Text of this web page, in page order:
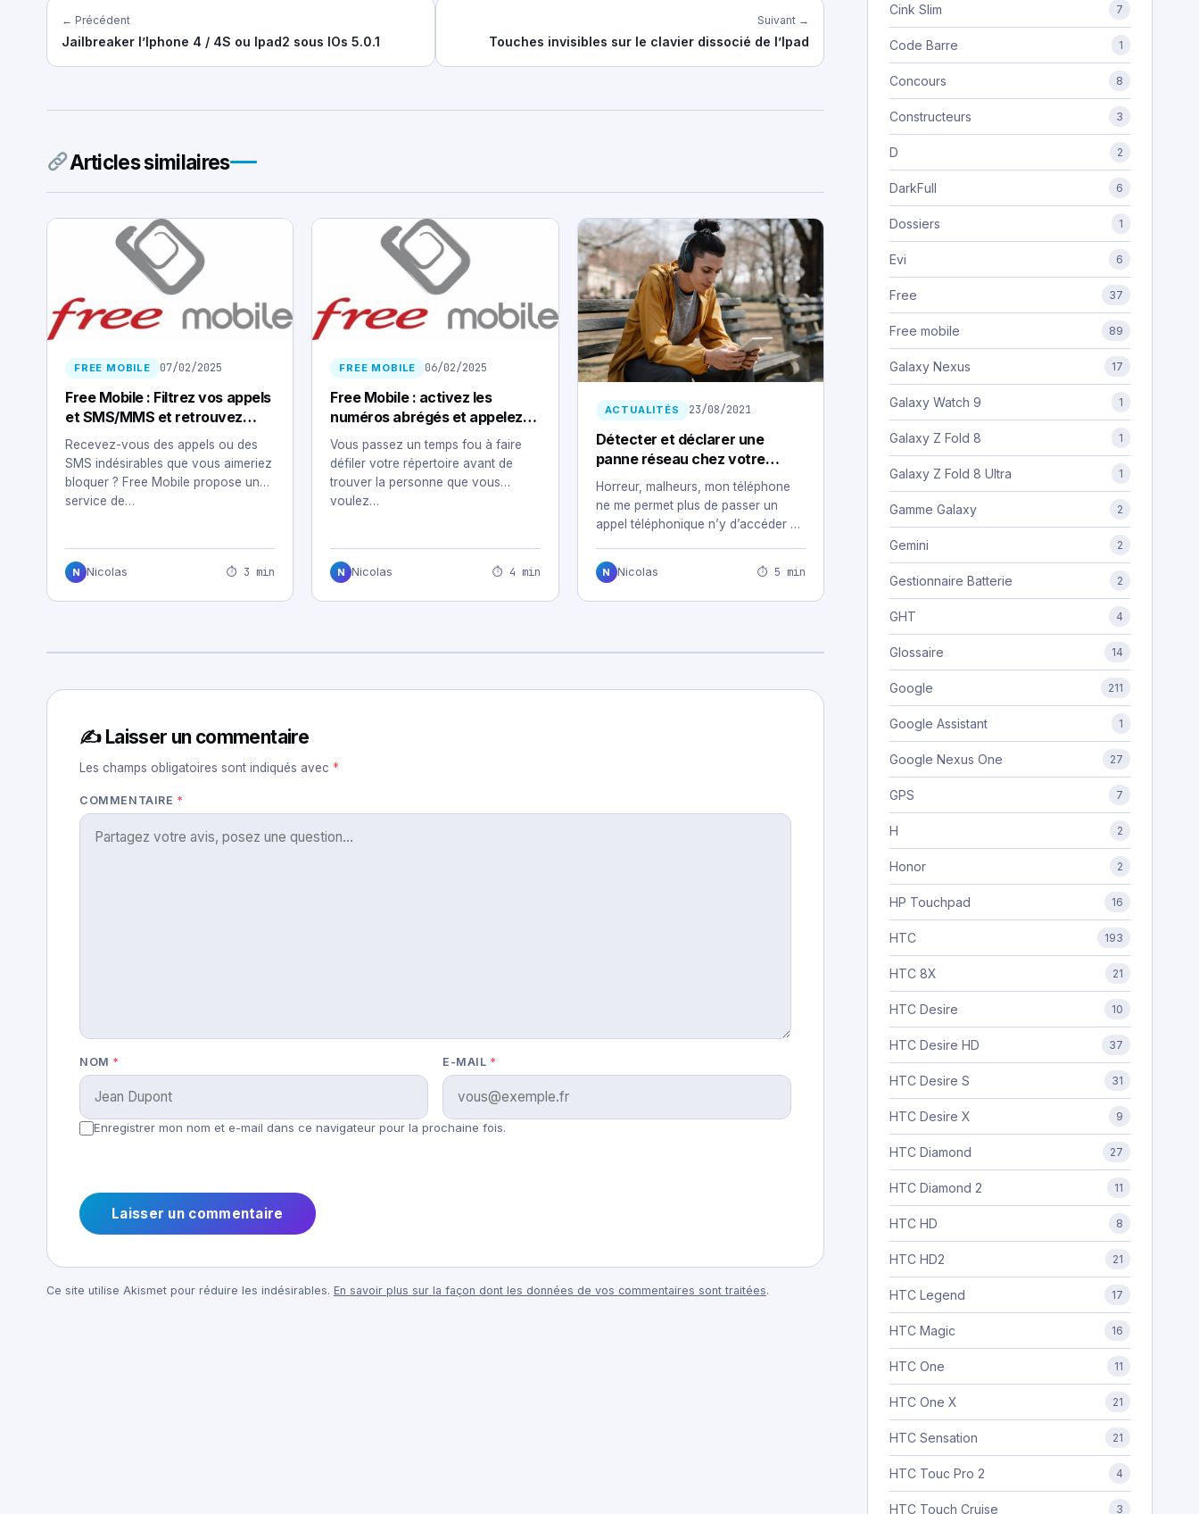
← Précédent
Jailbreaker l’Iphone 4 / 4S ou Ipad2 sous IOs 5.0.1
Suivant →
Touches invisibles sur le clavier dissocié de l’Ipad
Articles similaires
FREE MOBILE 07/02/2025
Free Mobile : Filtrez vos appels
et SMS/MMS et retrouvez
votre tranquillité
Recevez-vous des appels ou des
SMS indésirables que vous aimeriez
bloquer ? Free Mobile propose un
service de…
N Nicolas ⏱ 3 min
FREE MOBILE 06/02/2025
Free Mobile : activez les
numéros abrégés et appelez
vos proches en un clin d’œil
Vous passez un temps fou à faire
défiler votre répertoire avant de
trouver la personne que vous
voulez…
N Nicolas ⏱ 4 min
ACTUALITÉS 23/08/2021
Détecter et déclarer une
panne réseau chez votre
opérateur mobile
Horreur, malheurs, mon téléphone
ne me permet plus de passer un
appel téléphonique n’y d’accéder à
N Nicolas ⏱ 5 min
✍️ Laisser un commentaire
Les champs obligatoires sont indiqués avec *
COMMENTAIRE *
NOM * E-MAIL *
Enregistrer mon nom et e-mail dans ce navigateur pour la prochaine fois.
Ce site utilise Akismet pour réduire les indésirables. En savoir plus sur la façon dont les données de vos commentaires sont traitées.
Cink Slim 7
Code Barre 1
Concours 8
Constructeurs 3
D 2
DarkFull 6
Dossiers 1
Evi 6
Free 37
Free mobile 89
Galaxy Nexus 17
Galaxy Watch 9 1
Galaxy Z Fold 8 1
Galaxy Z Fold 8 Ultra 1
Gamme Galaxy 2
Gemini 2
Gestionnaire Batterie 2
GHT 4
Glossaire 14
Google 211
Google Assistant 1
Google Nexus One 27
GPS 7
H 2
Honor 2
HP Touchpad 16
HTC 193
HTC 8X 21
HTC Desire 10
HTC Desire HD 37
HTC Desire S 31
HTC Desire X 9
HTC Diamond 27
HTC Diamond 2 11
HTC HD 8
HTC HD2 21
HTC Legend 17
HTC Magic 16
HTC One 11
HTC One X 21
HTC Sensation 21
HTC Touc Pro 2 4
HTC Touch Cruise 3